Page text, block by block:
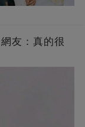
友：真的很